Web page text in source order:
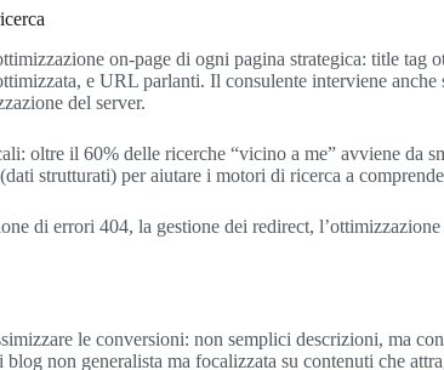
on-page di ogni pagina strategica: title
e URL parlanti. Il consulente interviene
del server.
oltre il 60% delle ricerche “vicino a me” avviene da
strutturati) per aiutare i motori di ricerca a
di errori 404, la gestione dei redirect,
le conversioni: non semplici descrizioni, ma
non generalista ma focalizzata su contenuti che